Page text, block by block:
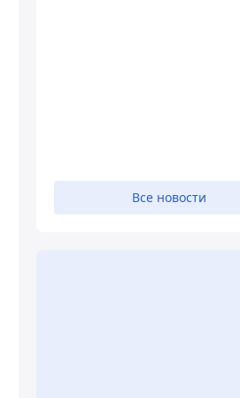
Все новости